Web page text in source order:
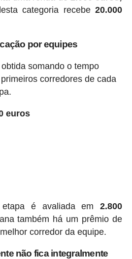
categoria recebe20.000
por equipes
somando o tempo
corredores de cada
euros
etapa é avaliada em2.800
também há um prêmio de
corredor da equipe.
não fica integralmente